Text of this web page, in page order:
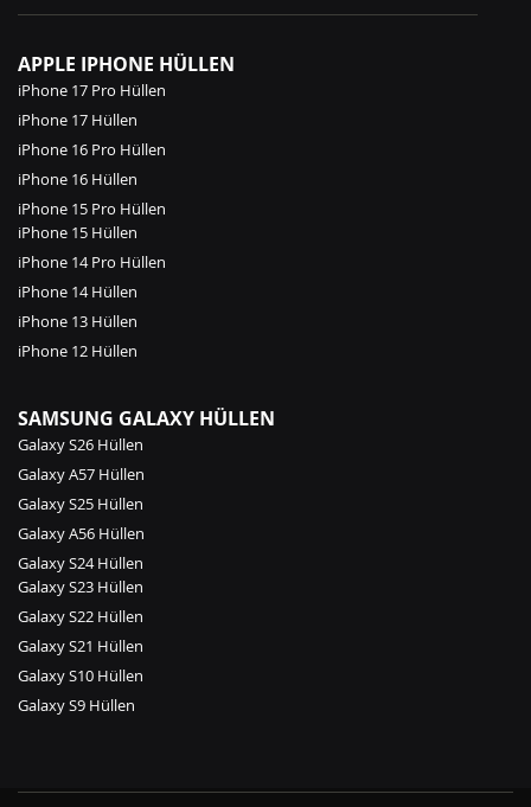
APPLE IPHONE HÜLLEN
iPhone 17 Pro Hüllen
iPhone 17 Hüllen
iPhone 16 Pro Hüllen
iPhone 16 Hüllen
iPhone 15 Pro Hüllen
iPhone 15 Hüllen
iPhone 14 Pro Hüllen
iPhone 14 Hüllen
iPhone 13 Hüllen
iPhone 12 Hüllen
SAMSUNG GALAXY HÜLLEN
Galaxy S26 Hüllen
Galaxy A57 Hüllen
Galaxy S25 Hüllen
Galaxy A56 Hüllen
Galaxy S24 Hüllen
Galaxy S23 Hüllen
Galaxy S22 Hüllen
Galaxy S21 Hüllen
Galaxy S10 Hüllen
Galaxy S9 Hüllen